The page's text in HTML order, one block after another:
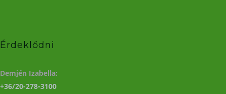
Érdeklődni
Demjén Izabella:
+36/20-278-3100